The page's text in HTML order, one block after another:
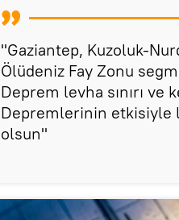
"Gaziantep, Kuzoluk-
Ölüdeniz Fay Zonu
Deprem levha sınırı ve
Depremlerinin etkisiyle
olsun"